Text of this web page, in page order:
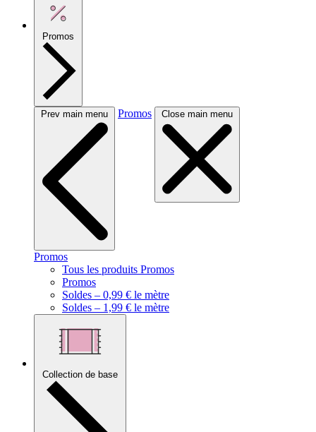
Promos
Prev main menu Promos Close main menu
Promos
Tous les produits Promos
Promos
Soldes – 0,99 € le mètre
Soldes – 1,99 € le mètre
Collection de base